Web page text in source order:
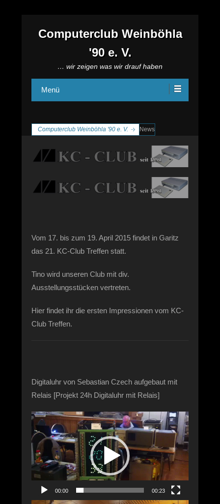
Computerclub Weinböhla
'90 e. V.
… wir zeigen was wir drauf haben
Menü
Computerclub Weinböhla '90 e. V. News
Vom 17. bis zum 19. April 2015 findet in Garitz
das 21. KC-Club Treffen statt.
Tino wird unseren Club mit div.
Ausstellungsstücken vertreten.
Hier findet ihr die ersten Impressionen vom KC-
Club Treffen.
Digitaluhr von Sebastian Czech aufgebaut mit
Relais [Projekt 24h Digitaluhr mit Relais]
Video-
Player
00:00 00:23